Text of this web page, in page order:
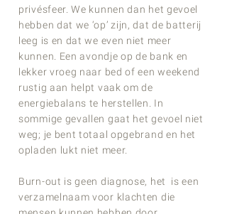
privésfeer. We kunnen dan het gevoel
hebben dat we ‘op’ zijn, dat de batterij
leeg is en dat we even niet meer
kunnen. Een avondje op de bank en
lekker vroeg naar bed of een weekend
rustig aan helpt vaak om de
energiebalans te herstellen. In
sommige gevallen gaat het gevoel niet
weg; je bent totaal opgebrand en het
opladen lukt niet meer.
Burn-out is geen diagnose, het is een
verzamelnaam voor klachten die